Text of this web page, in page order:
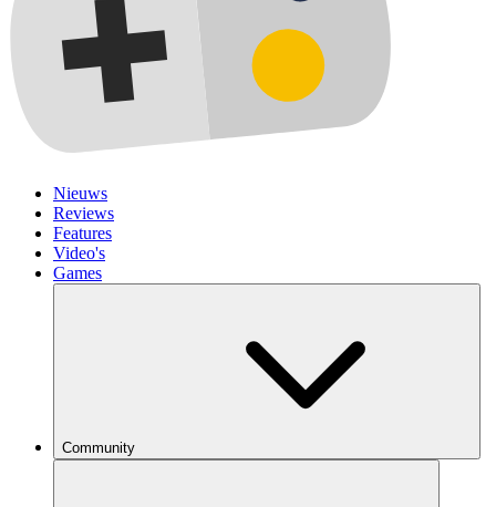
Nieuws
Reviews
Features
Video's
Games
Community